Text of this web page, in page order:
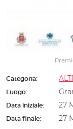
Categoria:
Luogo:
Data iniziale: 27
Data finale:
27